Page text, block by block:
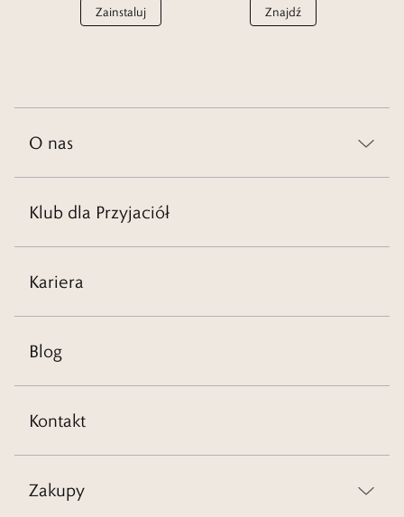
Zainstaluj Znajdź
O nas
Klub dla Przyjaciół
Kariera
Blog
Kontakt
Zakupy